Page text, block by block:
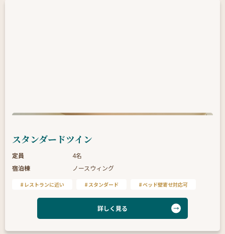
スタンダードツイン
定員
4名
宿泊棟
ノースウィング
レストランに近い スタンダード ベッド壁寄せ対応可
詳しく見る